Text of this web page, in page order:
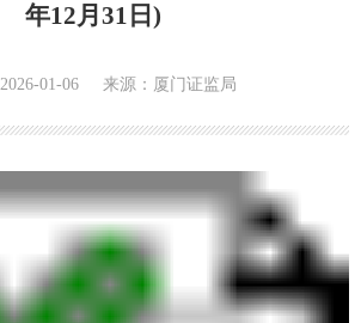
年12月31日)
2026-01-06 来源：厦门证监局